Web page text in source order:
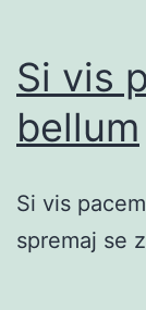
Si vis
bellum
Si vis
spremaj se